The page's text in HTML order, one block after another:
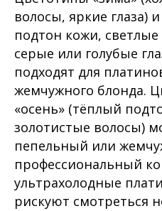
волосы, яркие глаза)
подтон кожи,
серые или голубые
подходят для
жемчужного блонда.
«осень» (тёплый
золотистые волосы)
пепельный или
профессиональный
ультрахолодные
рискуют смотреться